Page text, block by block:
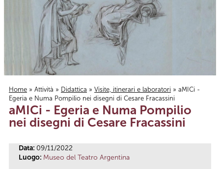
Tu sei qui
Home » Attività » Didattica » Visite, itinerari e laboratori » aMICi -
Egeria e Numa Pompilio nei disegni di Cesare Fracassini
aMICi - Egeria e Numa Pompilio
nei disegni di Cesare Fracassini
Data: 09/11/2022
Luogo: Museo del Teatro Argentina